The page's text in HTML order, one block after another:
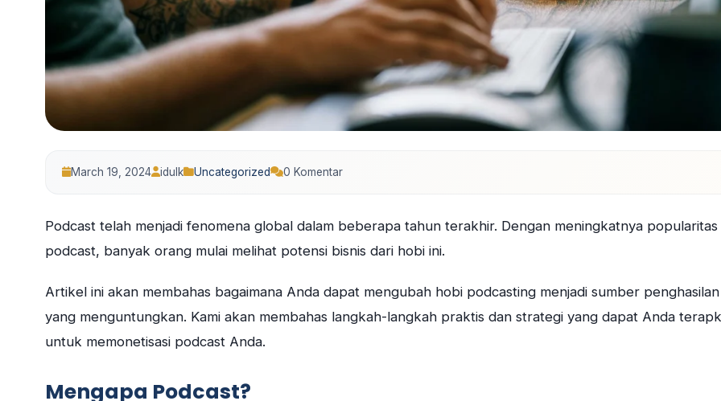
March 19, 2024 idulk Uncategorized 0 Komentar
Podcast telah menjadi fenomena global dalam beberapa tahun terakhir. Dengan meningkatnya popularitas
podcast, banyak orang mulai melihat potensi bisnis dari hobi ini.
Artikel ini akan membahas bagaimana Anda dapat mengubah hobi podcasting menjadi sumber penghasilan
yang menguntungkan. Kami akan membahas langkah-langkah praktis dan strategi yang dapat Anda
untuk memonetisasi podcast Anda.
Mengapa Podcast?